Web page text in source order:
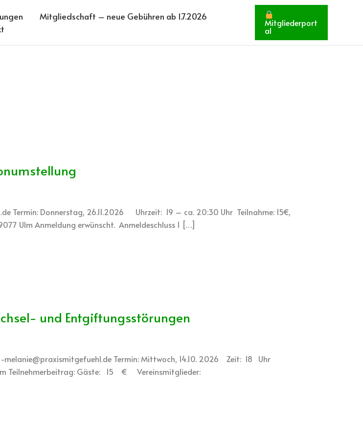
Mitgliedschaft – neue Gebühren ab 1.7.2026
Mitgliederport
al
Termin: Donnerstag, 26.11.2026 Uhrzeit: 19 – ca. 20:30 Uhr Teilnahme: 15€,
Ulm Anmeldung erwünscht. Anmeldeschluss 1 […]
und Entgiftungsstörungen
Termin: Mittwoch, 14.10. 2026 Zeit: 18 Uhr
Teilnehmerbeitrag: Gäste: 15 € Vereinsmitglieder: